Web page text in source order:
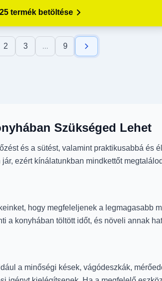
termék betöltése
2 3 ... 9
Szükséged Lehet
és a sütést, valamint praktikusabbá és
ezért kínálatunkban mindkettőt
hogy megfeleljenek a legmagasabb
a konyhában töltött időt, és növeli annak
a minőségi kések, vágódeszkák,